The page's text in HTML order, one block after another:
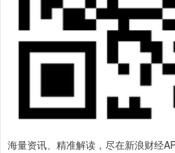
海量资讯、精准解读，尽在新浪财经